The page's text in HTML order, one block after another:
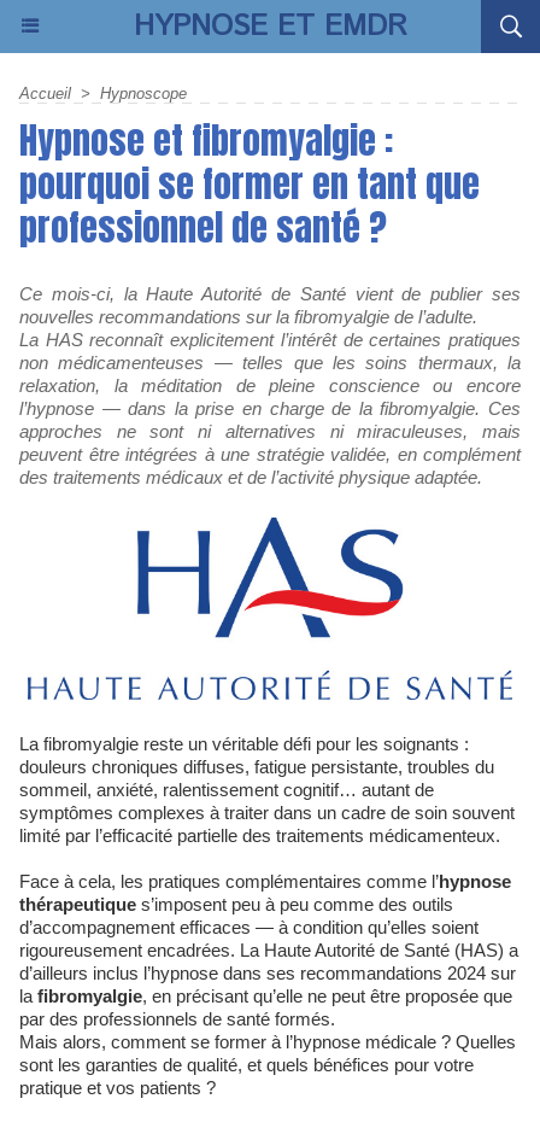
HYPNOSE ET EMDR
Accueil > Hypnoscope
Hypnose et fibromyalgie :
pourquoi se former en tant que
professionnel de santé ?
Ce mois-ci, la Haute Autorité de Santé vient de publier ses
nouvelles recommandations sur la fibromyalgie de l’adulte.
La HAS reconnaît explicitement l’intérêt de certaines pratiques
non médicamenteuses — telles que les soins thermaux, la
relaxation, la méditation de pleine conscience ou encore
l’hypnose — dans la prise en charge de la fibromyalgie. Ces
approches ne sont ni alternatives ni miraculeuses, mais
peuvent être intégrées à une stratégie validée, en complément
des traitements médicaux et de l’activité physique adaptée.
La fibromyalgie reste un véritable défi pour les soignants :
douleurs chroniques diffuses, fatigue persistante, troubles du
sommeil, anxiété, ralentissement cognitif… autant de
symptômes complexes à traiter dans un cadre de soin souvent
limité par l’efficacité partielle des traitements médicamenteux.
Face à cela, les pratiques complémentaires comme l’hypnose
thérapeutique s’imposent peu à peu comme des outils
d’accompagnement efficaces — à condition qu’elles soient
rigoureusement encadrées. La Haute Autorité de Santé (HAS) a
d’ailleurs inclus l’hypnose dans ses recommandations 2024 sur
lafibromyalgie, en précisant qu’elle ne peut être proposée que
par des professionnels de santé formés.
Mais alors, comment se former à l’hypnose médicale ? Quelles
sont les garanties de qualité, et quels bénéfices pour votre
pratique et vos patients ?